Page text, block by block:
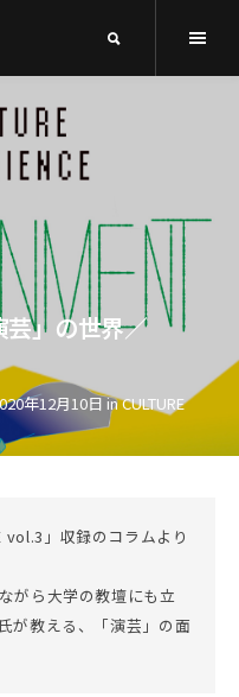
」の世界／
年12月10日inCULTURE
vol.3」収録のコラムより
がら大学の教壇にも立
が教える、「演芸」の面